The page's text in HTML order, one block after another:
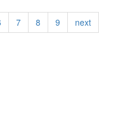
Page
7 Page
8 Page
9
Next
page
next